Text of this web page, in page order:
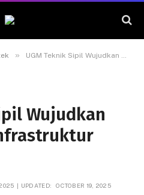
» UGM Teknik Sipil Wujudkan Masa Depan Infrastruktur Gemilang
Wujudkan
UPDATED: OCTOBER 19, 2025